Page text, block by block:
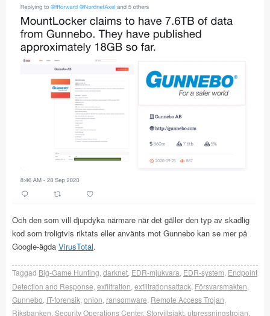
Och den som vill djupdyka närmare när det gäller den typ av skadlig
kod som troligtvis riktats eller använts mot Gunnebo kan se mer på
Google-ägda VirusTotal.
Taggad Big-Game Hunting darknet EDR-mjukvara EDR-system Endpoint
Detection and Response exfiltration exfiltrationsattack Försvarsmakten
Gunnebo IT-forensik onion ransomware Remote Access Trojan
Riksbanken Security Operations Center, Storviltsjakt utpressningstrojan